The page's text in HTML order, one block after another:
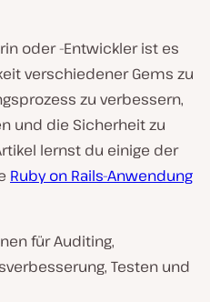
oder -Entwickler ist es
verschiedener Gems zu
zu verbessern,
und die Sicherheit zu
lernst du einige der
Ruby on Rails-Anwendung
für Auditing,
Testen und